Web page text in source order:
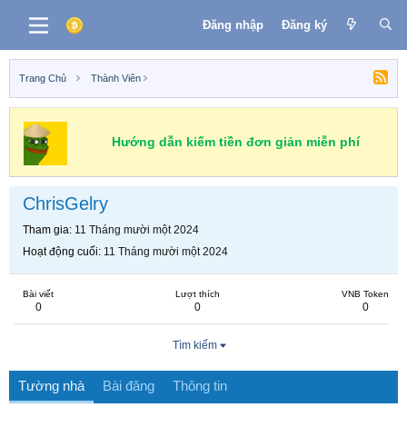
Đăng nhập Đăng ký
Trang Chủ Thành Viên
Hướng dẫn kiếm tiền đơn giản miễn phí
ChrisGelry
Tham gia 11 Tháng mười một 2024
Hoạt động cuối 11 Tháng mười một 2024
Bài viết
0
Lượt thích
0
VNB Token
0
Tìm kiếm
Tường nhà Bài đăng Thông tin